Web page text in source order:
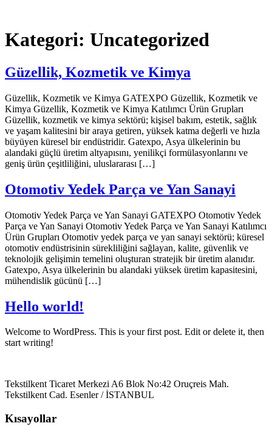
Kategori: Uncategorized
Güzellik, Kozmetik ve Kimya
Güzellik, Kozmetik ve Kimya GATEXPO Güzellik, Kozmetik ve
Kimya Güzellik, Kozmetik ve Kimya Katılımcı Ürün Grupları
Güzellik, kozmetik ve kimya sektörü; kişisel bakım, estetik, sağlık
ve yaşam kalitesini bir araya getiren, yüksek katma değerli ve hızla
büyüyen küresel bir endüstridir. Gatexpo, Asya ülkelerinin bu
alandaki güçlü üretim altyapısını, yenilikçi formülasyonlarını ve
geniş ürün çeşitliliğini, uluslararası […]
Otomotiv Yedek Parça ve Yan Sanayi
Otomotiv Yedek Parça ve Yan Sanayi GATEXPO Otomotiv Yedek
Parça ve Yan Sanayi Otomotiv Yedek Parça ve Yan Sanayi Katılımcı
Ürün Grupları Otomotiv yedek parça ve yan sanayi sektörü; küresel
otomotiv endüstrisinin sürekliliğini sağlayan, kalite, güvenlik ve
teknolojik gelişimin temelini oluşturan stratejik bir üretim alanıdır.
Gatexpo, Asya ülkelerinin bu alandaki yüksek üretim kapasitesini,
mühendislik gücünü […]
Hello world!
Welcome to WordPress. This is your first post. Edit or delete it, then
start writing!
Tekstilkent Ticaret Merkezi A6 Blok No:42 Oruçreis Mah.
Tekstilkent Cad. Esenler / İSTANBUL
Kısayollar